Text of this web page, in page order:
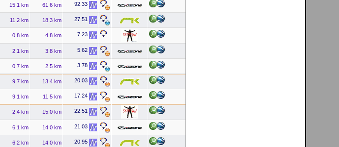
15.1 km 61.6 km 92.33
11.2 km 18.3 km 27.51
0.8 km 4.8 km 7.23
2.1 km 3.8 km 5.62
0.7 km 2.5 km 3.78
9.7 km 13.4 km 20.03
9.1 km 11.5 km 17.24
2.4 km 15.0 km 22.51
6.1 km 14.0 km 21.03
6.2 km 14.0 km 20.95